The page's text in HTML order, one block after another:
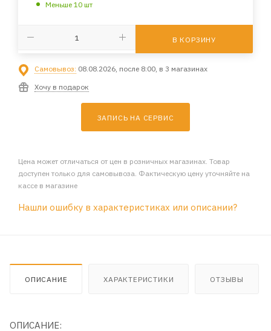
Меньше 10 шт
В КОРЗИНУ
Самовывоз: 08.08.2026, после 8:00, в 3 магазинах
Хочу в подарок
ЗАПИСЬ НА СЕРВИС
Цена может отличаться от цен в розничных магазинах. Товар
доступен только для самовывоза. Фактическую цену уточняйте на
кассе в магазине
Нашли ошибку в характеристиках или описании?
ОПИСАНИЕ ХАРАКТЕРИСТИКИ ОТЗЫВЫ
ОПИСАНИЕ: